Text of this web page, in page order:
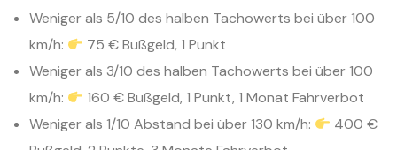
Weniger als 5/10 des halben Tachowerts bei über 100
km/h:
75 € Bußgeld, 1 Punkt
Weniger als 3/10 des halben Tachowerts bei über 100
km/h:
160 € Bußgeld, 1 Punkt, 1 Monat Fahrverbot
Weniger als 1/10 Abstand bei über 130 km/h:
400 €